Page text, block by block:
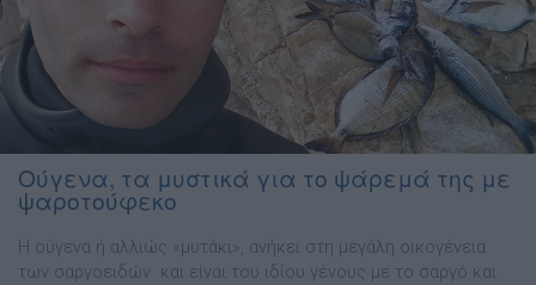
Ούγενα, τα μυστικά για το ψάρεμά της με
ψαροτούφεκο
Η ούγενα ή αλλιώς «μυτάκι», ανήκει στη μεγάλη οικογένεια
των σαργοειδών και είναι του ιδίου γένους με το σαργό και